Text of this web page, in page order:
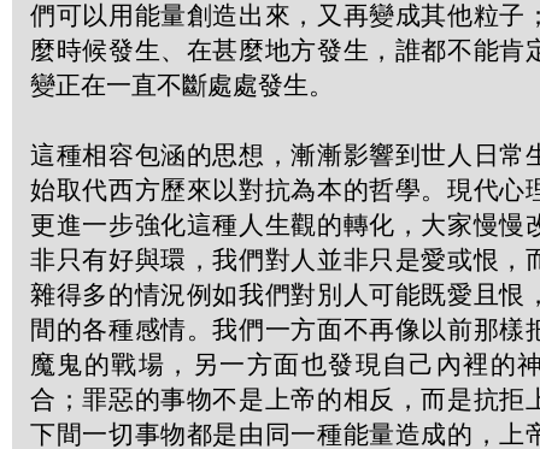
們可以用能量創造出來，又再變成其他粒子
麼時候發生、在甚麼地方發生，誰都不能肯
變正在一直不斷處處發生。
這種相容包涵的思想，漸漸影響到世人日常
始取代西方歷來以對抗為本的哲學。現代心
更進一步強化這種人生觀的轉化，大家慢慢
非只有好與環，我們對人並非只是愛或恨，
雜得多的情況例如我們對別人可能既愛且恨
間的各種感情。我們一方面不再像以前那樣
魔鬼的戰場，另一方面也發現自己內裡的
合；罪惡的事物不是上帝的相反，而是抗拒
下間一切事物都是由同一種能量造成的，上